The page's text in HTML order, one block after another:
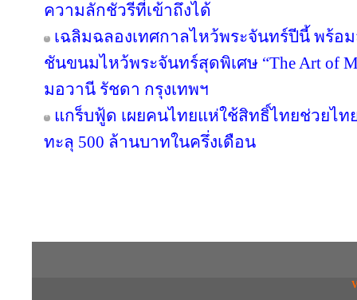
ความลักชัวรีที่เข้าถึงได้
เฉลิมฉลองเทศกาลไหว้พระจันทร์ปีนี้ พร้อ
ชันขนมไหว้พระจันทร์สุดพิเศษ “The Art of
มอวานี รัชดา กรุงเทพฯ
แกร็บฟู้ด เผยคนไทยแห่ใช้สิทธิ์ไทยช่วยไท
ทะลุ 500 ล้านบาทในครึ่งเดือน